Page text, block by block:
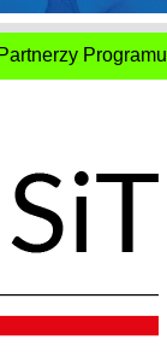
Partnerzy Programu